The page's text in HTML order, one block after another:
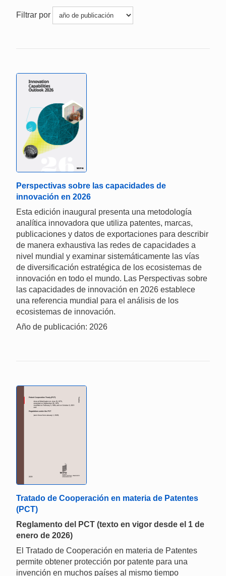
Filtrar por
Perspectivas sobre las capacidades de
innovación en 2026
Esta edición inaugural presenta una metodología
analítica innovadora que utiliza patentes, marcas,
publicaciones y datos de exportaciones para describir
de manera exhaustiva las redes de capacidades a
nivel mundial y examinar sistemáticamente las vías
de diversificación estratégica de los ecosistemas de
innovación en todo el mundo. Las Perspectivas sobre
las capacidades de innovación en 2026 establece
una referencia mundial para el análisis de los
ecosistemas de innovación.
Año de publicación: 2026
Tratado de Cooperación en materia de Patentes
(PCT)
Reglamento del PCT (texto en vigor desde el 1 de
enero de 2026)
El Tratado de Cooperación en materia de Patentes
permite obtener protección por patente para una
invención en muchos países al mismo tiempo